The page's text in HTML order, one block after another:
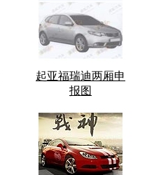
起亚福瑞迪两厢申
报图